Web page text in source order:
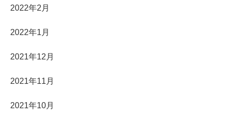
2022年2月
2022年1月
2021年12月
2021年11月
2021年10月